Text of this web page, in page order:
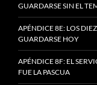
GUARDARSE SIN EL
APÉNDICE 8E: LOS
GUARDARSE HOY
APÉNDICE 8F: EL
FUE LA PASCUA